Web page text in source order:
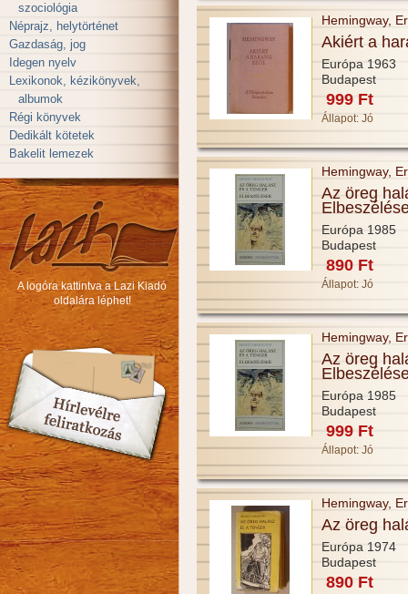
szociológia
Néprajz, helytörténet
Gazdaság, jog
Idegen nyelv
Lexikonok, kézikönyvek,
albumok
Régi könyvek
Dedikált kötetek
Bakelit lemezek
A logóra kattintva a Lazi Kiadó
oldalára léphet!
Hemingway,
Akiért a
Európa 1963
Budapest
999 Ft
Állapot: Jó
Hemingway,
Az öreg
Európa 1985
Budapest
890 Ft
Állapot: Jó
Hemingway,
Az öreg
Európa 1985
Budapest
999 Ft
Állapot: Jó
Hemingway,
Az öreg
Európa 1974
Budapest
890 Ft